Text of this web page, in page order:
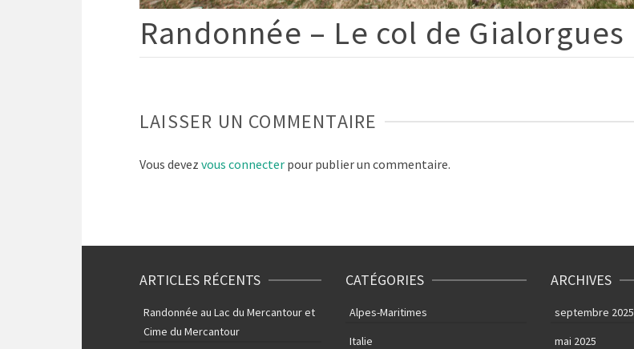
Randonnée – Le col de Gialorgues
LAISSER UN COMMENTAIRE
Vous devez vous connecter pour publier un commentaire.
ARTICLES RÉCENTS
Randonnée au Lac du Mercantour et
Cime du Mercantour
CATÉGORIES
Alpes-Maritimes
Italie
ARCHIVES
septembre 2025
mai 2025